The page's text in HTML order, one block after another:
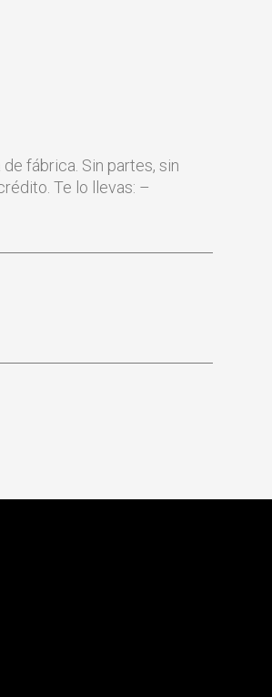
fábrica. Sin partes, sin
Te lo llevas: –